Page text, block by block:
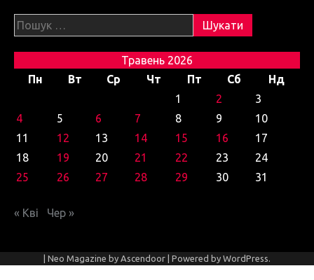
а
п
в
Пошук:
Травень 2026
Пн
Вт Ср Чт Пт Сб
Нд
1
2
3
4
5 6 7 8 9
10
11
12 13 14 15 16
17
18
19 20 21 22 23
24
25
26 27 28 29 30 31
« Кві Чер »
| Neo Magazine by Ascendoor | Powered by WordPress.